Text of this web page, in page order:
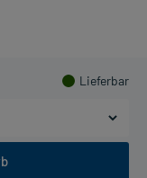
Lieferbar